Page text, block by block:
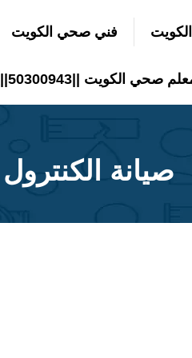
فني صحي الكويت
صحي الكويت ||50300943||أفضل معلم صحي بالكويت
صيانة